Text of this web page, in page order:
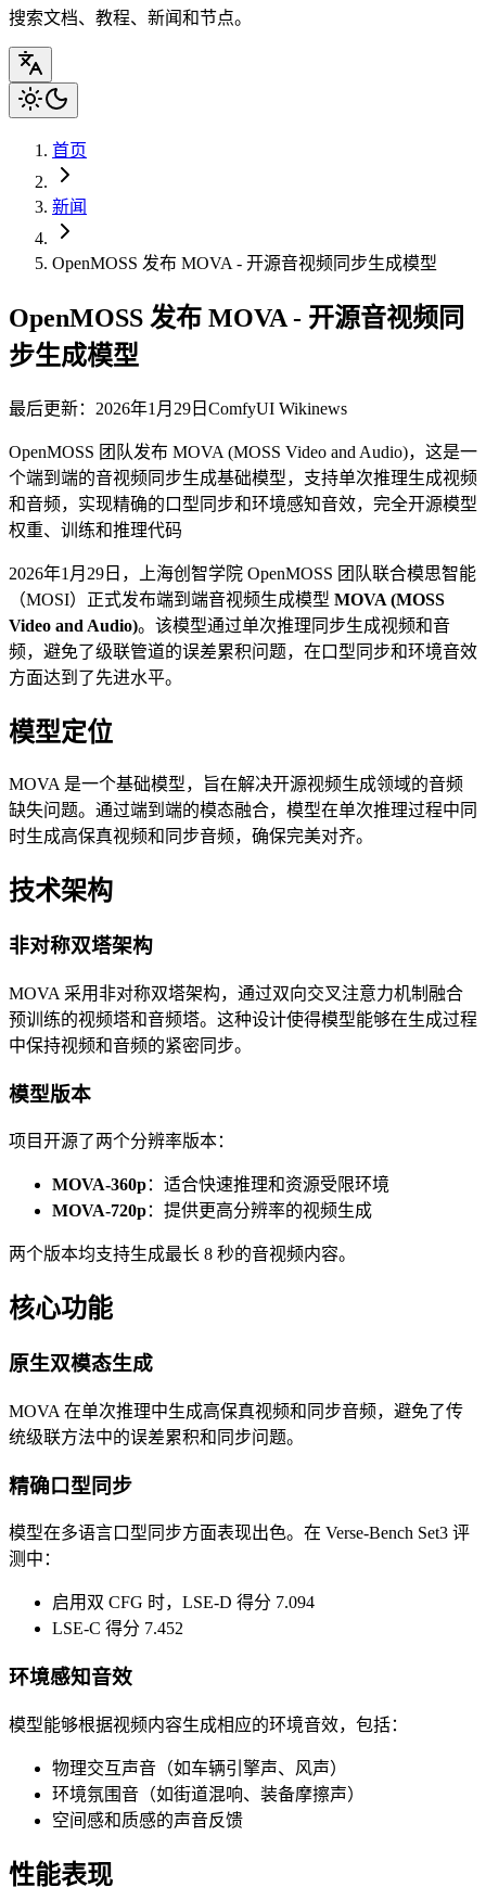
搜索文档、教程、新闻和节点。
首页
新闻
OpenMOSS 发布 MOVA - 开源音视频同步生成模型
OpenMOSS 发布 MOVA - 开源音视频同
步生成模型
最后更新：2026年1月29日 ComfyUI Wikinews
OpenMOSS 团队发布 MOVA (MOSS Video and Audio)，这是一
个端到端的音视频同步生成基础模型，支持单次推理生成视频
和音频，实现精确的口型同步和环境感知音效，完全开源模型
权重、训练和推理代码
2026年1月29日，上海创智学院 OpenMOSS 团队联合模思智能
（MOSI）正式发布端到端音视频生成模型 MOVA (MOSS
Video and Audio)。该模型通过单次推理同步生成视频和音
频，避免了级联管道的误差累积问题，在口型同步和环境音效
方面达到了先进水平。
模型定位
MOVA 是一个基础模型，旨在解决开源视频生成领域的音频
缺失问题。通过端到端的模态融合，模型在单次推理过程中同
时生成高保真视频和同步音频，确保完美对齐。
技术架构
非对称双塔架构
MOVA 采用非对称双塔架构，通过双向交叉注意力机制融合
预训练的视频塔和音频塔。这种设计使得模型能够在生成过程
中保持视频和音频的紧密同步。
模型版本
项目开源了两个分辨率版本：
MOVA-360p：适合快速推理和资源受限环境
MOVA-720p：提供更高分辨率的视频生成
两个版本均支持生成最长 8 秒的音视频内容。
核心功能
原生双模态生成
MOVA 在单次推理中生成高保真视频和同步音频，避免了传
统级联方法中的误差累积和同步问题。
精确口型同步
模型在多语言口型同步方面表现出色。在 Verse-Bench Set3 评
测中：
启用双 CFG 时，LSE-D 得分 7.094
LSE-C 得分 7.452
环境感知音效
模型能够根据视频内容生成相应的环境音效，包括：
物理交互声音（如车辆引擎声、风声）
环境氛围音（如街道混响、装备摩擦声）
空间感和质感的声音反馈
性能表现